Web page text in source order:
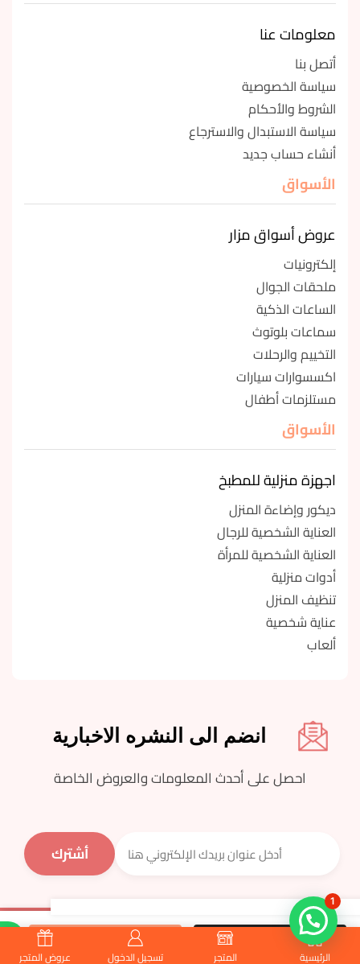
معلومات عنا
أتصل بنا
سياسة الخصوصية
الشروط والأحكام
سياسة الاستبدال والاسترجاع
أنشاء حساب جديد
الأسواق
عروض أسواق مزار
إلكترونيات
ملحقات الجوال
الساعات الذكية
سماعات بلوتوث
التخييم والرحلات
اكسسوارات سيارات
مستلزمات أطفال
الأسواق
اجهزة منزلية للمطبخ
ديكور وإضاءة المنزل
العناية الشخصية للرجال
العناية الشخصية للمرأة
أدوات منزلية
تنظيف المنزل
عناية شخصية
ألعاب
انضم الى النشره الاخبارية
احصل على أحدث المعلومات والعروض الخاصة
جميع الحقوق محفوظة © اسواق مزار 2023
الرئيسية المتجر تسجيل الدخول عروض المتجر
1